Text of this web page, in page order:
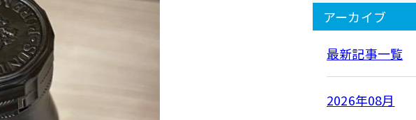
アーカイブ
最新記事一覧
2026年08月